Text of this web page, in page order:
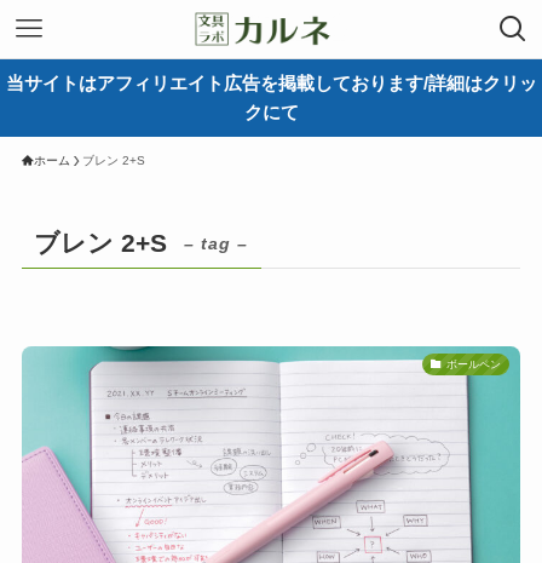
当サイトはアフィリエイト広告を掲載しております/詳細はクリッ
クにて
ホーム ブレン 2+S
ブレン 2+S – tag –
ボールペン